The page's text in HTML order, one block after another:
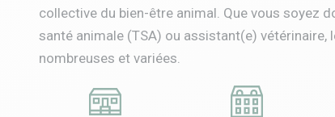
collective du bien-être animal. Que vous soyez
santé animale (TSA) ou assistant(e)
nombreuses et variées.